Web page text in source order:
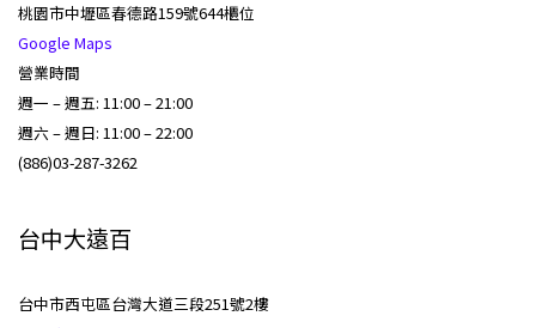
桃園市中壢區春德路159號644櫃位
Google Maps
營業時間
週一 – 週五: 11:00 – 21:00
週六 – 週日: 11:00 – 22:00
(886)03-287-3262
台中大遠百
台中市西屯區台灣大道三段251號2樓